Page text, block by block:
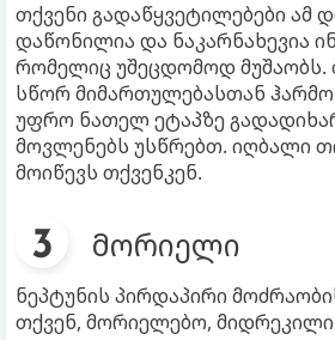
თქვენი გადაწყვეტილებები ამ
დაწონილია და ნაკარნახევია
რომელიც უშეცდომოდ მუშაობს.
სწორ მიმართულებასთან
უფრო ნათელ ეტაპზე
მოვლენებს უსწრებთ. იღბალი
მოიწევს თქვენკენ.
მორიელი
ნეპტუნის პირდაპირი
თქვენ, მორიელებო,